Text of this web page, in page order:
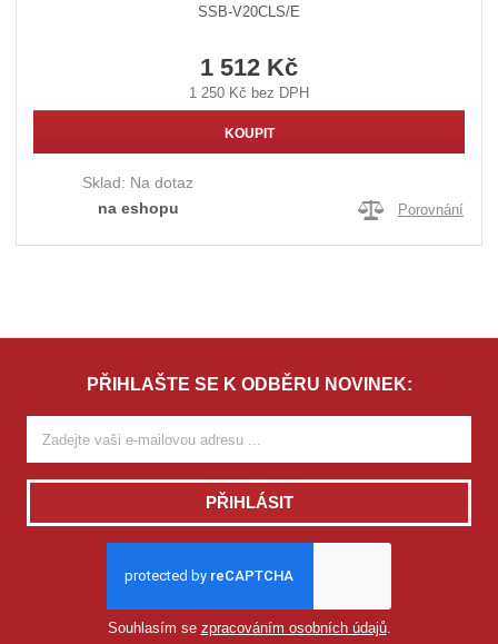
SSB-V20CLS/E
1 512 Kč
1 250 Kč bez DPH
KOUPIT
Sklad: Na dotaz
na eshopu
Porovnání
PŘIHLAŠTE SE K ODBĚRU NOVINEK:
PŘIHLÁSIT
Souhlasím se zpracováním osobních údajů.